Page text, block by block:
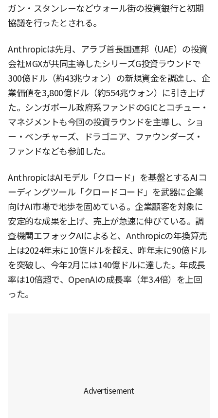
ガン・スタンレーなどウォール街の投資銀行と初期
協議を行ったとされる。
Anthropicは先月、アラブ首長国連邦（UAE）の投資
会社MGXが共同主導したシリーズG投資ラウンドで
300億ドル（約43兆ウォン）の新規資金を調達し、企
業価値を3,800億ドル（約554兆ウォン）に引き上げ
た。シンガポール政府系ファンドのGICとコチュー・
マネジメントも今回の投資ラウンドを主導し、ショ
ー・ベンチャーズ、ドラゴニア、ファウンダーズ・
ファンドなども参加した。
AnthropicはAIモデル「クロード」を基盤とするAIコ
ーディングツール「クロードコード」を武器に企業
向けAI市場で地歩を固めている。企業顧客を対象に
安定的な成果を上げ、売上が急速に伸びている。調
査機関エフォックAIによると、Anthropicの年換算売
上は2024年末に10億ドルを超え、昨年末に90億ドル
を突破し、今年2月には140億ドルに達した。年成長
率は10倍超で、OpenAIの成長率（年3.4倍）を上回
った。